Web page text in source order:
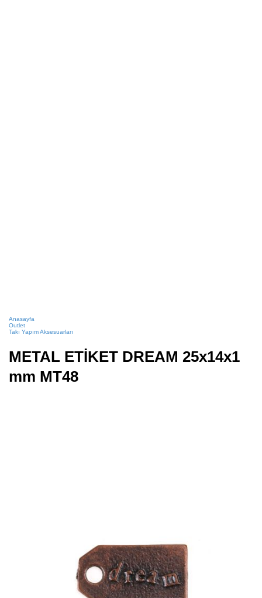
Anasayfa
Outlet
Takı Yapım Aksesuarları
METAL ETİKET DREAM 25x14x1
mm MT48